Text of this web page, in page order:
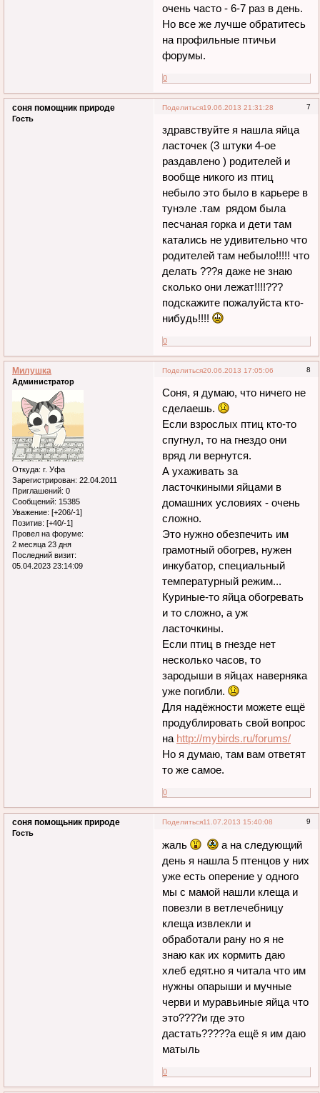
очень часто - 6-7 раз в день.
Но все же лучше обратитесь
на профильные птичьи
форумы.
0
Поделиться 7
19.06.2013 21:31:28
соня помощник природе
Гость
здравствуйте я нашла яйца
ласточек (3 штуки 4-ое
раздавлено ) родителей и
вообще никого из птиц
небыло это было в карьере в
тунэле .там рядом была
песчаная горка и дети там
катались не удивительно что
родителей там небыло!!!!! что
делать ???я даже не знаю
сколько они лежат!!!!???
подскажите пожалуйста кто-
нибудь!!!!
0
Поделиться 8
20.06.2013 17:05:06
Милушка
Администратор
Откуда: г. Уфа
Зарегистрирован: 22.04.2011
Приглашений: 0
Сообщений: 15385
Уважение: [+206/-1]
Позитив: [+40/-1]
Провел на форуме:
2 месяца 23 дня
Последний визит:
05.04.2023 23:14:09
Соня, я думаю, что ничего не
сделаешь.
Если взрослых птиц кто-то
спугнул, то на гнездо они
вряд ли вернутся.
А ухаживать за
ласточкиными яйцами в
домашних условиях - очень
сложно.
Это нужно обезпечить им
грамотный обогрев, нужен
инкубатор, специальный
температурный режим...
Куриные-то яйца обогревать
и то сложно, а уж
ласточкины.
Если птиц в гнезде нет
несколько часов, то
зародыши в яйцах наверняка
уже погибли.
Для надёжности можете ещё
продублировать свой вопрос
на http://mybirds.ru/forums/
Но я думаю, там вам ответят
то же самое.
0
Поделиться 9
11.07.2013 15:40:08
соня помощьник природе
Гость
жаль
а на следующий
день я нашла 5 птенцов у них
уже есть оперение у одного
мы с мамой нашли клеща и
повезли в ветлечебницу
клеща извлекли и
обработали рану но я не
знаю как их кормить даю
хлеб едят.но я читала что им
нужны опарыши и мучные
черви и муравьиные яйца что
это????и где это
дастать?????а ещё я им даю
матыль
0